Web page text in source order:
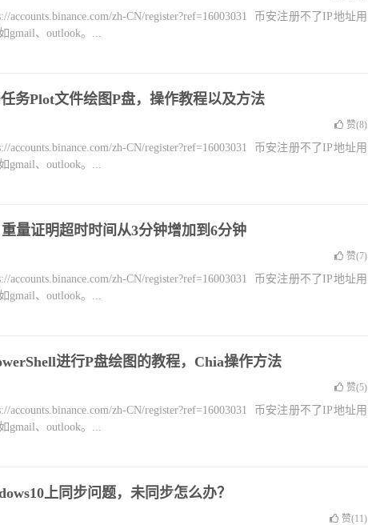
zh-CN/register?ref=16003031 币安注册不了IP地址用
gmail、outlook。...
务Plot文件绘图P盘，操作教程以及方法
赞(8)
zh-CN/register?ref=16003031 币安注册不了IP地址用
gmail、outlook。...
量证明超时时间从3分钟增加到6分钟
赞(7)
zh-CN/register?ref=16003031 币安注册不了IP地址用
gmail、outlook。...
进行P盘绘图的教程，Chia操作方法
赞(5)
zh-CN/register?ref=16003031 币安注册不了IP地址用
gmail、outlook。...
上同步问题，未同步怎么办？
赞(11)